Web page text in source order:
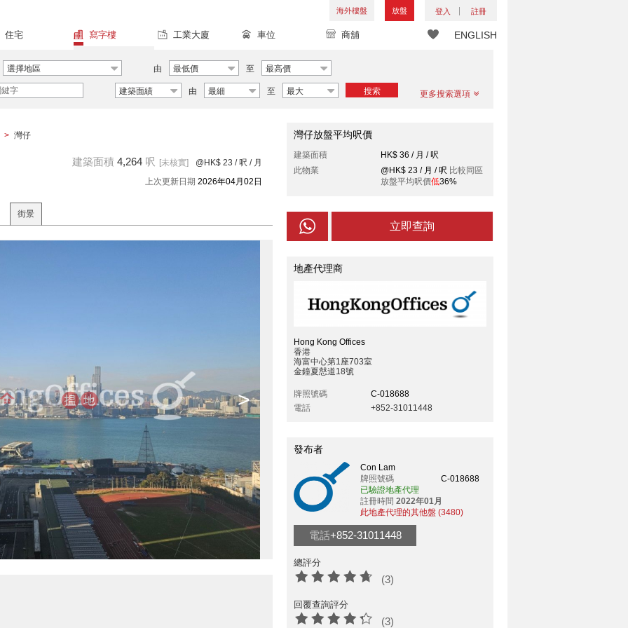
海外樓盤 放盤 登入 註冊
ENGLISH
住宅 寫字樓 工業大廈 車位 商舖
選擇地區 由 最低價 至 最高價
建築面績 由 最細 至 最大 搜索 更多搜索選項
> 灣仔
建築面積 4,264 呎 [未核實] @HK$ 23 / 呎 / 月
上次更新日期 2026年04月02日
街景
>
灣仔放盤平均呎價
建築面積
HK$ 36 / 月 / 呎
此物業
@HK$ 23 / 月 / 呎 比較同區
放盤平均呎價低36%
立即查詢
地產代理商
Hong Kong Offices
香港
海富中心第1座703室
金鐘夏慤道18號
牌照號碼
C-018688
電話
+852-31011448
發布者
Con Lam
牌照號碼
C-018688
已驗證地產代理
註冊時間 2022年01月
此地產代理的其他盤 (3480)
電話+852-31011448
總評分
(3)
回覆查詢評分
(3)